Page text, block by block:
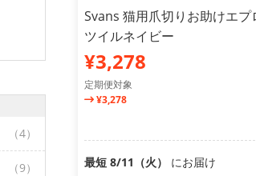
（4）
（9）
Svans 猫用爪切りお助けエプ
ツイルネイビー
¥3,278
定期便対象
¥3,278
最短 8/11（火） にお届け